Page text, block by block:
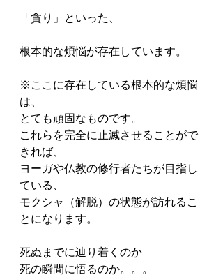
「貪り」といった、
根本的な煩悩が存在しています。
※ここに存在している根本的な煩悩
は、
とても頑固なものです。
これらを完全に止滅させることがで
きれば、
ヨーガや仏教の修行者たちが目指し
ている、
モクシャ（解脱）の状態が訪れるこ
とになります。
死ぬまでに辿り着くのか
死の瞬間に悟るのか。。。